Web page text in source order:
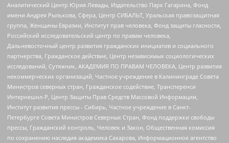
Аналитический Центр Юрия Левады, Издательство Парк Гагарина, Фонд
имени Андрея Рылькова, Сфера, Центр СИБАЛЬТ, Уральская правозащитная
группа, Женщины Евразии, Институт прав человека, Фонд защиты гласности,
Российский исследовательский центр по правам человека,
Дальневосточный центр развития гражданских инициатив и социального
партнерства, Гражданское действие, Центр независимых социологических
исследований, Сутяжник, АКАДЕМИЯ ПО ПРАВАМ ЧЕЛОВЕКА, Центр развития
некоммерческих организаций, Частное учреждение в Калининграде Совета
Министров северных стран, Гражданское содействие, Трансперенси
Интернешнл-Р, Центр Защиты Прав Средств Массовой Информации,
Институт развития прессы - Сибирь, Частное учреждение в Санкт-
Петербурге Совета Министров Северных Стран, Фонд поддержки свободы
прессы, Гражданский контроль, Человек и Закон, Общественная комиссия
по сохранению наследия академика Сахарова, Информационное агентство